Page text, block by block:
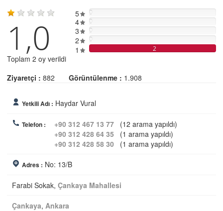
1,0
Toplam 2 oy verildi
5 0
4 0
3 0
2 0
1 2
Ziyaretçi : 882 Görüntülenme : 1.908
Yetkili Adı : Haydar Vural
Telefon : +90 312 467 13 77
(12 arama yapıldı)
+90 312 428 64 35
(1 arama yapıldı)
+90 312 428 58 30
(1 arama yapıldı)
Adres : No: 13/B
Farabi Sokak, Çankaya Mahallesi
Çankaya, Ankara